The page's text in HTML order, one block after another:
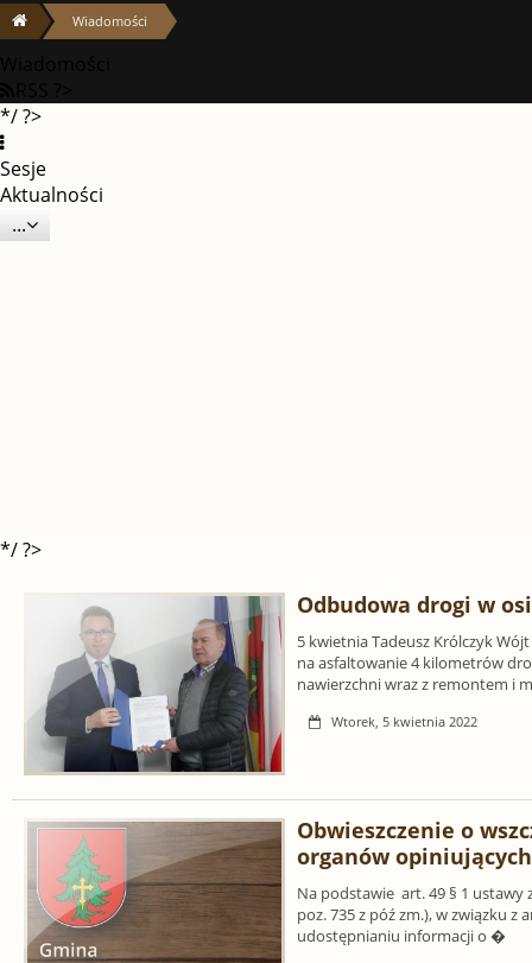
Wiadomości
*/ ?>
Sesje
Aktualności
...
*/ ?>
Odbudowa drogi w
5 kwietnia Tadeusz Królczyk
na asfaltowanie 4 kilometrów
nawierzchni wraz z remontem i
Wtorek, 5 kwietnia 2022
Obwieszczenie o
organów opiniujących
Na podstawie art. 49 § 1 ustawy
poz. 735 z póź zm.), w związku z
udostępnianiu informacji o �